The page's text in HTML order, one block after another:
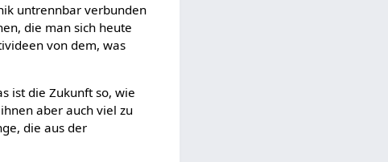
untrennbar verbunden
die man sich heute
von dem, was
ist die Zukunft so, wie
aber auch viel zu
die aus der